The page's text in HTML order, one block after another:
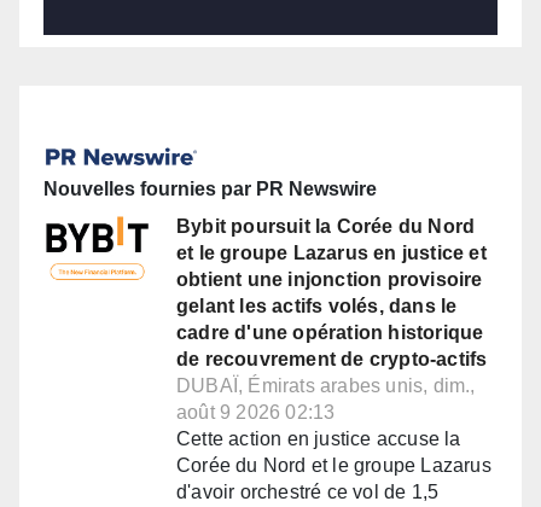
Nouvelles fournies par PR Newswire
Bybit poursuit la Corée du Nord
et le groupe Lazarus en justice et
obtient une injonction provisoire
gelant les actifs volés, dans le
cadre d'une opération historique
de recouvrement de crypto-actifs
DUBAÏ, Émirats arabes unis, dim.,
août 9 2026 02:13
Cette action en justice accuse la
Corée du Nord et le groupe Lazarus
d'avoir orchestré ce vol de 1,5